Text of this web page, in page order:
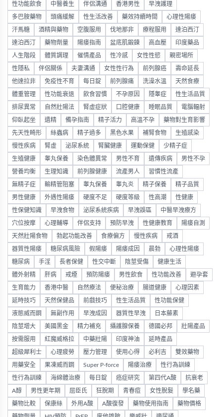
性功能飲食 中醫養生 伴侶溝通 香港男性 早洩護理
多巴胺藥物 頭痛緩解 性生活改善 藥效持續時間 心理性陽痿
汗馬糖 酒精與藥物 空腹服用 伐地那非 療程服用 達泊西汀
達泊西汀 藥物劑量 陽痿指南 盆底肌鍛鍊 高血壓 印度藥品
人生階段 體質調理 催情產品 性冷感 女性性慾 親密場所
性隱私 伴侶關係 夫妻溝通 女性性行為 前列腺癌 壽命延長
他達拉非 免疫性不育 每日錠 前列腺痛 洗澡水溫 天然食療
體重管理 性功能衰退 飲食習慣 不孕原因 隱睾症 性生活品質
排尿異常 自然壯陽法 腎虛症狀 口腔健康 睡眠品質 電腦輻射
仰臥起坐 遺精 備孕指南 精子活力 高溫不孕 藥物對生育影響
先天性畸形 絲蟲病 精子過多 黑色水果 補腎食物 生殖感染
慢性疾病 腎虛 泌尿系統 腎臟健康 運動保健 少精子症
生殖健康 睾丸保養 染色體異常 男性不育 遺傳疾病 男性不孕
營養均衡 生理知識 前列腺健康 流產男人 習慣性流產
無精子症 輸精管阻塞 睾丸保養 睾丸炎 精子保養 精子品質
男性健康 外遇性陽痿 硬度不足 硬度等級 性高潮 性健康
性保健知識 早洩食物 泌尿系統疾病 早洩誤區 中醫早洩療方
穴位按摩 心理輔導 伴侶支持 預防早洩 性健康教育 陽痿自測
天然壯陽食物 勃起功能改善 食療偏方 慢性疾病 戒酒
器質性陽痿 糖尿病風險 假陽痿 陽痿成因 晨勃 心理性陽痿
糖尿病 手淫 長者保健 性交中斷 陰莖受傷 健康生活
體外射精 肝病 戒煙 預防陽痿 男性飲食 性功能改善 避孕套
生育能力 香港中醫 自然療法 便秘治療 腸道健康 心理因素
延時技巧 天然保健品 前戲技巧 性生活品質 性功能保健
液態威而鋼 無副作用 早洩成因 器質性早洩 日本藤素
陰莖增大 美國黑金 精力補充 攝護腺保養 德國必邦 壯陽產品
按需服用 紅魔威格拉 中藥壯陽 印度神油 延時產品
超級犀利士 心理疲勞 壓力管理 使用心得 必利吉 雙效藥物
用藥安全 果凍威而鋼 Super P-force 陽痿治療 性行為訓練
性行為訓練 海綿體治療 每日錠 癌症研究 第四代A酸 抗衰老
A醇 男性更年期 屈臣氏 狂脫期 青春痘 女性脫髮 學名藥
藥物比較 保康絲 外用A酸 A酸復發 藥物使用指南 藥物價格